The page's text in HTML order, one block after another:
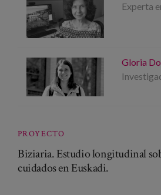
Experta
Gloria
PROYECTO
Biziaria. Estudio longitudinal
cuidados en Euskadi.